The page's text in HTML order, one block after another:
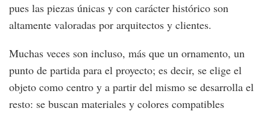
pues las piezas únicas y con carácter histórico son
altamente valoradas por arquitectos y clientes.
Muchas veces son incluso, más que un ornamento, un
punto de partida para el proyecto; es decir, se elige el
objeto como centro y a partir del mismo se desarrolla el
resto: se buscan materiales y colores compatibles